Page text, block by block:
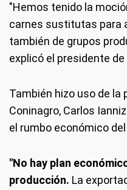
"Hemos tenido la
carnes sustitutas para
también de grupos
explicó el presidente de
También hizo uso de la
Coninagro, Carlos
el rumbo económico
"No hay plan
producción. La